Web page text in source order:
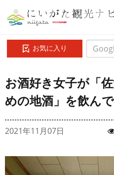
お気に入り
お酒好き女子が「
めの地酒」を飲ん
2021年11月07日